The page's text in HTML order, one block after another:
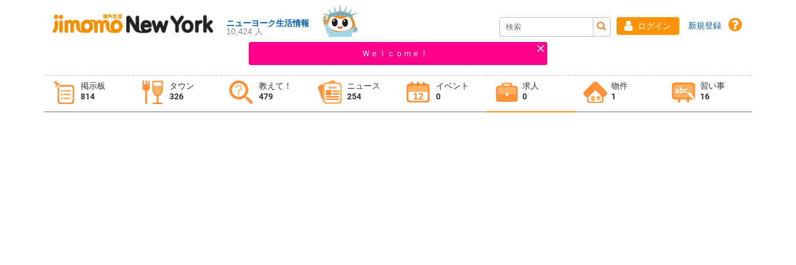
ニューヨーク生活情報
10,424 人
ログイン 新規登録
Ｗｅｌｃｏｍｅ！
掲示板
814
タウン
326
教えて！
479
ニュース
254
イベント
0
求人
0
物件
1
習い事
16
タウン情報